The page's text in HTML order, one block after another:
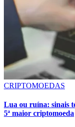
CRIPTOMOEDAS
Lua ou ruína: sinais
5ª maior criptomoeda